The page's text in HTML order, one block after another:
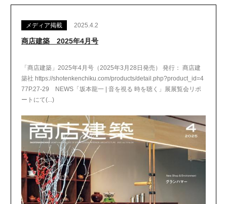
メディア掲載 2025.4.2
商店建築 2025年4月号
「商店建築」2025年4月号（2025年3月28日発売） 発行： 商店建
築社 https://shotenkenchiku.com/products/detail.php?product_id=4
77P.27-29 NEWS「坂本龍一 | 音を視る 時を聴く」展展覧会リポ
ートにて(...)